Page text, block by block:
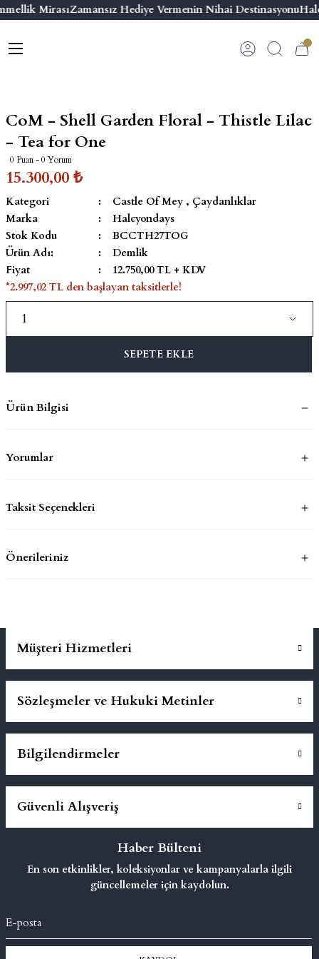
MirasıZamansız Hediye Vermenin Nihai Destinasyonu
Geri Dön
Geri Dön
ve Aksesuarlar
Mum
Geri Dön
Yivli Kabaşon Bilezik
Geri Dön
Seriler
Elephant
CoM - Shell Garden Floral - Thistle Lilac
- Tea for One
0 Puan - 0 Yorum
15.300,00 ₺
Kategori Castle Of Mey , Çaydanlıklar
Marka
Halcyondays
Stok Kodu
BCCTH27TOG
Ürün Adı:
Demlik
Fiyat
12.750,00 TL + KDV
*2.997,02 TL den başlayan taksitlerle!
SEPETE EKLE
Ürün Bilgisi
Yorumlar
Taksit Seçenekleri
Önerileriniz
Müşteri Hizmetleri
Sözleşmeler ve Hukuki Metinler
Bilgilendirmeler
Güvenli Alışveriş
Haber Bülteni
En son etkinlikler, koleksiyonlar ve kampanyalarla ilgili
güncellemeler için kaydolun.